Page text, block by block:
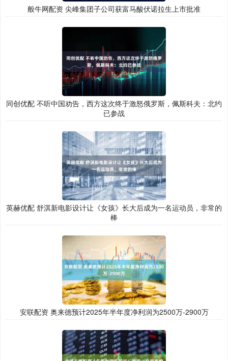
般牛网配资 尖峰集团子公司获富马酸伏诺拉生上市批准
同创优配 不听中国劝告，西方这次终于激怒俄罗斯，佩斯科夫：北约
已参战
英赫优配 舒淇新电影设计让《女孩》长大后成为一名运动员，非常的
棒
安联配资 奥来德预计2025年半年度净利润为2500万-2900万